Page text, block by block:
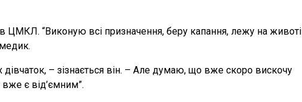
в ЦМКЛ. “Виконую всі призначення, беру капання, лежу на животі
дівчаток, – зізнається він. – Але думаю, що вже скоро вискочу
є від’ємним”.